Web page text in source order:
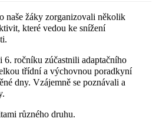
naše žáky zorganizovali několik
které vedou ke snížení
6. ročníku zúčastnili adaptačního
třídní a výchovnou poradkyní
dny. Vzájemně se poznávali a
různého druhu.